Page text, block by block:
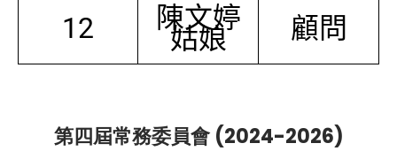
12 陳文婷
姑娘 顧問
第四屆常務委員會 (2024-2026)